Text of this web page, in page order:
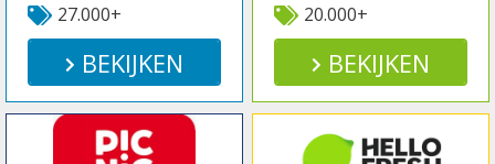
27.000+
BEKIJKEN
20.000+
BEKIJKEN